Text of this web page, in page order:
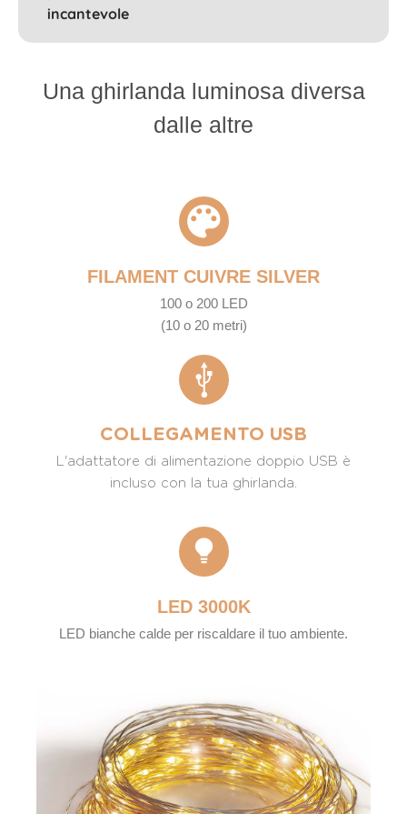
incantevole
Una ghirlanda luminosa diversa
dalle altre
FILAMENT CUIVRE SILVER
100 o 200 LED
(10 o 20 metri)
COLLEGAMENTO USB
L'adattatore di alimentazione doppio USB è
incluso con la tua ghirlanda.
LED 3000K
LED bianche calde per riscaldare il tuo ambiente.